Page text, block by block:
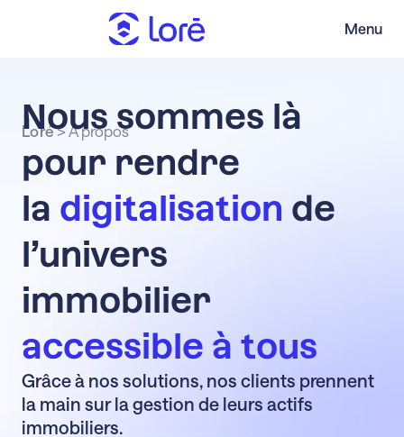
Menu
Nous sommes là
pour rendre
la digitalisation de
l’univers
immobilier
accessible à tous
Grâce à nos solutions, nos clients prennent
la main sur la gestion de leurs actifs
immobiliers.
Loré>À propos